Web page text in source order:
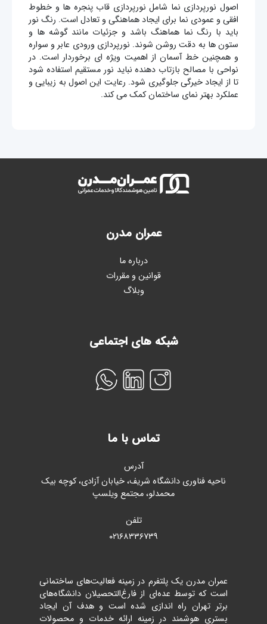
اصول نورپردازی نما شامل نورپردازی قاب پنجره ها و خطوط
افقی و عمودی نما برای ایجاد هماهنگی و تعادل است. رنگ نور
باید با رنگ نما هماهنگ باشد و جزئیات مانند گوشه ها و
ستون ها به دقت روشن شوند. نورپردازی ورودی عابر و سواره
و همچنین خط آسمان از اهمیت ویژه ای برخوردار است. در
نواحی با مصالح بازتاب دهنده نباید نور مستقیم استفاده شود
تا از ایجاد خیرگی جلوگیری شود. رعایت این اصول به زیبایی و
عملکرد بهتر نمای ساختمان کمک می کند.
عمران مدرن
درباره ما
قوانین و مقررات
وبلاگ
شبکه های اجتماعی
تماس با ما
آدرس
ناحیه فناوری دانشگاه شریف، خیابان آزادی، کوچه بیک
محمدلو، مجتمع ویلسپ
تلفن
۰۲۱۶۸۳۳۶۷۳۹
عمران مدرن یک پلتفرم در زمینه فعالیت‌های ساختمانی
است که توسط عده‌ای از فارغ‌التحصیلان دانشگاه‌های
برتر تهران راه اندازی شده است و هدف آن ایجاد
بستری هوشمند در زمینه ارائه خدمات و محصولات